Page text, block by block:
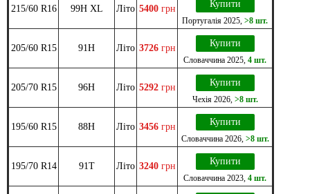
215/60 R16 99H XL Літо 5400 грн Купити
Португалія 2025 >8 шт.
205/60 R15 91H Літо 3726 грн Купити
Словаччина 2025 4 шт.
205/70 R15 96H Літо 5292 грн Купити
Чехія2026, >8 шт.
195/60 R15 88H Літо 3456 грн Купити
Словаччина2026, >8 шт.
195/70 R14 91T Літо 3240 грн Купити
Словаччина 2023 4 шт.